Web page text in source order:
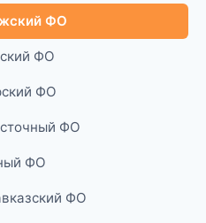
ФО
ФО
ФО
ФО
ФО
ФО